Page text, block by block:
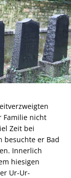
Familie nicht
Zeit bei
besuchte er Bad
Innerlich
hiesigen
Ur-Ur-